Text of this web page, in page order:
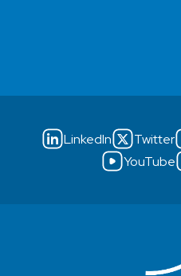
LinkedIn Twitter
YouTube